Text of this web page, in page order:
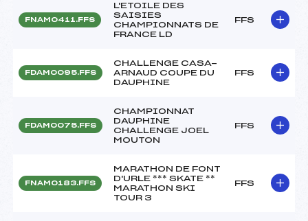
FNAM0411.FFS
L'ETOILE DES
SAISIES
CHAMPIONNATS DE
FRANCE LD
FFS
FDAM0095.FFS
CHALLENGE CASA-
ARNAUD COUPE DU
DAUPHINE
FFS
FDAM0075.FFS
CHAMPIONNAT
DAUPHINE
CHALLENGE JOEL
MOUTON
FFS
FNAM0183.FFS
MARATHON DE FONT
D'URLE *** SKATE **
MARATHON SKI
TOUR 3
FFS